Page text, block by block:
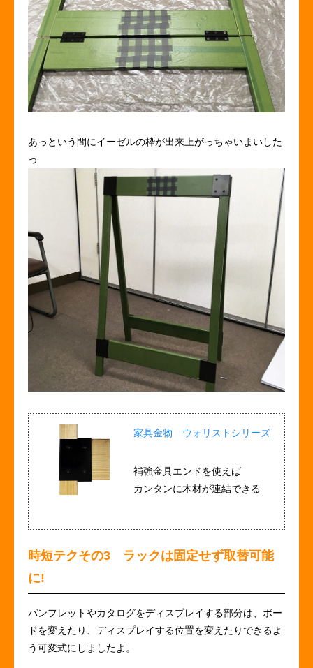
あっという間にイーゼルの枠が出来上がっちゃいまいした
っ
家具金物 ウォリストシリーズ
補強金具エンドを使えば
カンタンに木材が連結できる
時短テクその3 ラックは固定せず取替可能
に!
パンフレットやカタログをディスプレイする部分は、ボー
ドを変えたり、ディスプレイする位置を変えたりできるよ
う可変式にしましたよ。